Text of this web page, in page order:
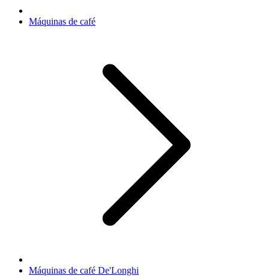
Máquinas de café
Máquinas de café De'Longhi